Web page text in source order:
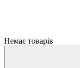
Немає товарів